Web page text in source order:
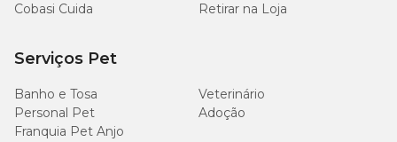
Cobasi Cuida
Retirar na Loja
Serviços Pet
Banho e Tosa
Veterinário
Personal Pet
Adoção
Franquia Pet Anjo